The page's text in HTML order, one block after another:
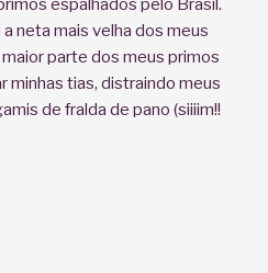
espalhados pelo Brasil.
neta mais velha dos meus
parte dos meus primos
minhas tias, distraindo meus
de fralda de pano (siiiim!!